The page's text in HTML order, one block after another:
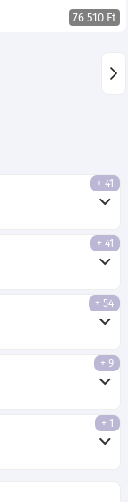
76 510 Ft
+ 41
+ 41
+ 54
+ 9
+ 1